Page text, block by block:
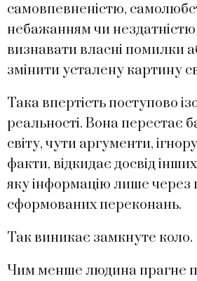
самовпевненістю,
небажанням чи нездатністю
визнавати власні помилки
змінити усталену картину
Така впертість поступово
реальності. Вона перестає
світу, чути аргументи,
факти, відкидає досвід
яку інформацію лише
сформованих переконань.
Так виникає замкнуте коло.
Чим менше людина прагне